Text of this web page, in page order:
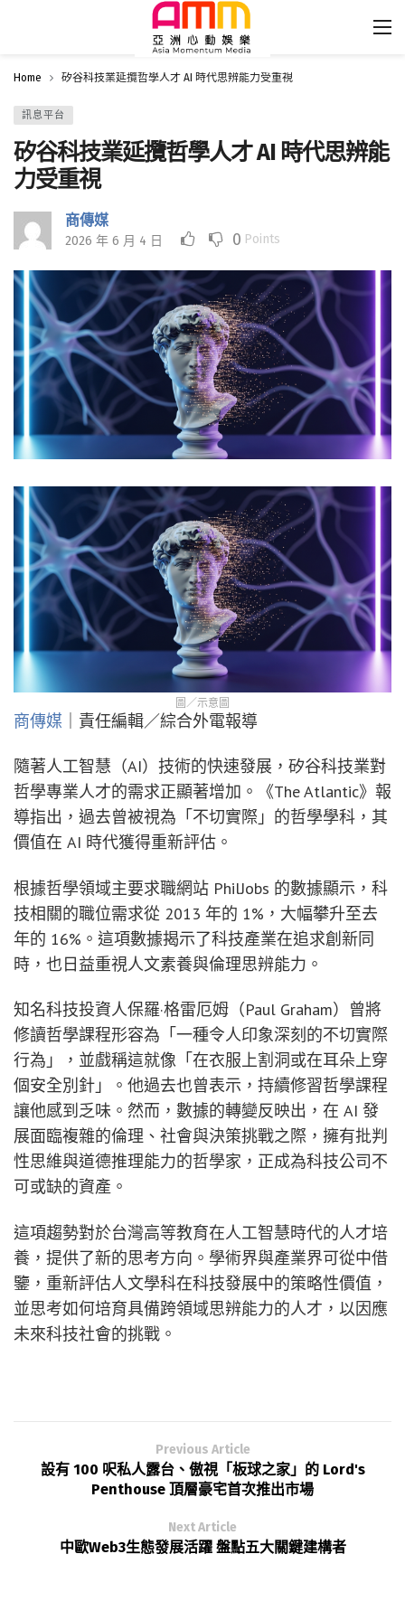
Home 矽谷科技業延攬哲學人才 AI 時代思辨能力受重視
訊息平台
矽谷科技業延攬哲學人才 AI 時代思辨能
力受重視
商傳媒
2026 年 6 月 4 日 0 Points
圖／示意圖
商傳媒 ｜責任編輯／綜合外電報導
隨著人工智慧（AI）技術的快速發展，矽谷科技業對
哲學專業人才的需求正顯著增加。《The Atlantic》報
導指出，過去曾被視為「不切實際」的哲學學科，其
價值在 AI 時代獲得重新評估。
根據哲學領域主要求職網站 PhilJobs 的數據顯示，科
技相關的職位需求從 2013 年的 1%，大幅攀升至去
年的 16%。這項數據揭示了科技產業在追求創新同
時，也日益重視人文素養與倫理思辨能力。
知名科技投資人保羅·格雷厄姆（Paul Graham）曾將
修讀哲學課程形容為「一種令人印象深刻的不切實際
行為」，並戲稱這就像「在衣服上割洞或在耳朵上穿
個安全別針」。他過去也曾表示，持續修習哲學課程
讓他感到乏味。然而，數據的轉變反映出，在 AI 發
展面臨複雜的倫理、社會與決策挑戰之際，擁有批判
性思維與道德推理能力的哲學家，正成為科技公司不
可或缺的資產。
這項趨勢對於台灣高等教育在人工智慧時代的人才培
養，提供了新的思考方向。學術界與產業界可從中借
鑒，重新評估人文學科在科技發展中的策略性價值，
並思考如何培育具備跨領域思辨能力的人才，以因應
未來科技社會的挑戰。
Previous Article
設有 100 呎私人露台、傲視「板球之家」的 Lord's
Penthouse 頂層豪宅首次推出市場
Next Article
中歐Web3生態發展活躍 盤點五大關鍵建構者